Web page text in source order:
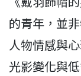
的青年，並
人物情感與
光影變化與